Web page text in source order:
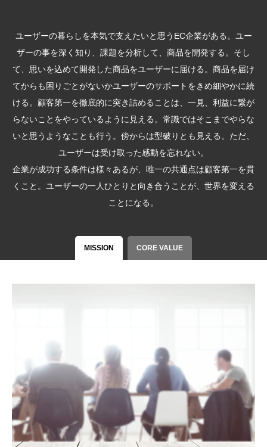
ユーザーの暮らしを本気で⽀えたいと思うEC企業がある。ユー
ザーの事を深く知り、課題を分析して、商品を開発する。そし
て、思いを込めて開発した商品をユーザーに届ける。商品を届け
てからも困りごとがないかユーザーのサポートをきめ細やかに続
ける。顧客第⼀を徹底的に突き詰めることは、⼀⾒、利益に繋が
らないことをやっているように⾒える。常識ではそこまでやらな
いと思うようなことも⾏う。傍からは型破りとも⾒える。ただ、
ユーザーは受け取った感動を忘れない。
企業が成功する条件は様々あるが、唯⼀の共通点は顧客第⼀を貫
くこと。ユーザーの⼀⼈ひとりと向き合うことが、世界を変える
ことになる。
MISSION CORE VALUE